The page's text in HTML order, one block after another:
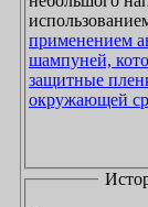
применением
шампуней,
защитные